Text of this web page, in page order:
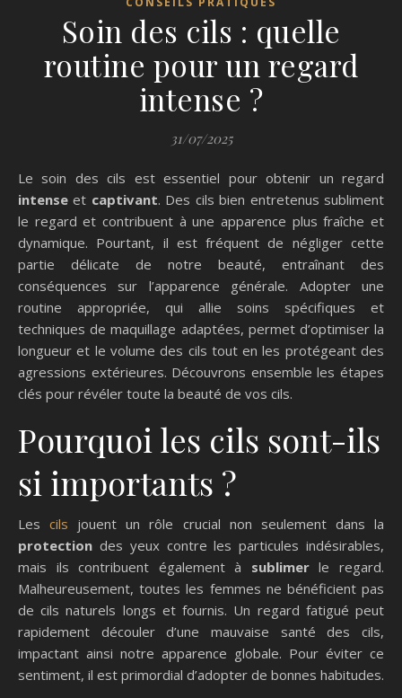
Soin des cils : quelle
routine pour un regard
intense ?
31/07/2025
Le soin des cils est essentiel pour obtenir un regard
intense et captivant. Des cils bien entretenus subliment
le regard et contribuent à une apparence plus fraîche et
dynamique. Pourtant, il est fréquent de négliger cette
partie délicate de notre beauté, entraînant des
conséquences sur l’apparence générale. Adopter une
routine appropriée, qui allie soins spécifiques et
techniques de maquillage adaptées, permet d’optimiser la
longueur et le volume des cils tout en les protégeant des
agressions extérieures. Découvrons ensemble les étapes
clés pour révéler toute la beauté de vos cils.
Pourquoi les cils sont-ils
si importants ?
Lescils jouent un rôle crucial non seulement dans la
protection des yeux contre les particules indésirables,
mais ils contribuent également à sublimerle regard.
Malheureusement, toutes les femmes ne bénéficient pas
de cils naturels longs et fournis. Un regard fatigué peut
rapidement découler d’une mauvaise santé des cils,
impactant ainsi notre apparence globale. Pour éviter ce
sentiment, il est primordial d’adopter de bonnes habitudes.